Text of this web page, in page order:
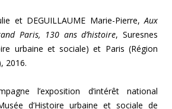
et DEGUILLAUME Marie-Pierre,Aux
Paris, 130 ans d’histoire, Suresnes
urbaine et sociale) et Paris (Région
2016.
l’exposition d’intérêt national
d’Histoire urbaine et sociale de